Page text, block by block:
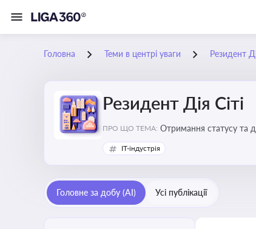
Головна Теми в центрі уваги Резидент
Резидент Дія Сіті
ПРО ЩО ТЕМА: Отримання статусу та
IT-індустрія
Головне за добу (AI) Усі публікації